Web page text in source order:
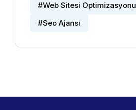
#Web Sitesi Optimizasyonu
#Seo Ajansı